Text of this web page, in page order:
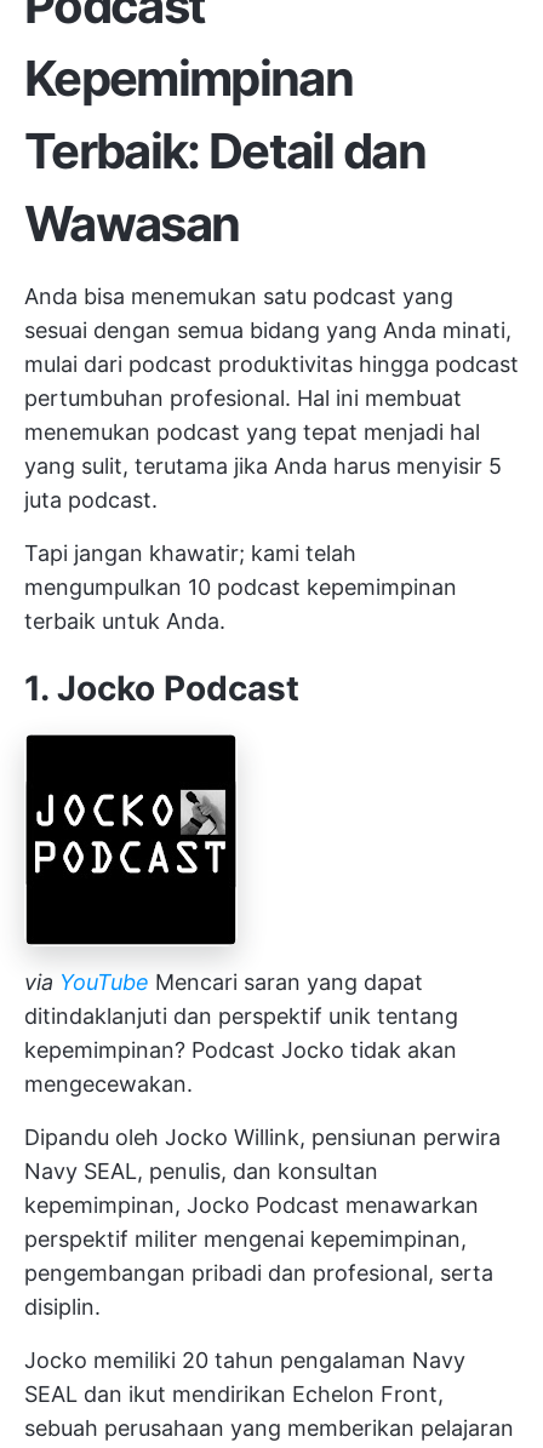
Kepemimpinan
Terbaik: Detail dan
Wawasan
Anda bisa menemukan satu podcast yang
sesuai dengan semua bidang yang Anda minati,
mulai dari podcast produktivitas hingga podcast
pertumbuhan profesional. Hal ini membuat
menemukan podcast yang tepat menjadi hal
yang sulit, terutama jika Anda harus menyisir 5
juta podcast.
Tapi jangan khawatir; kami telah
mengumpulkan 10 podcast kepemimpinan
terbaik untuk Anda.
1. Jocko Podcast
via YouTube Mencari saran yang dapat
ditindaklanjuti dan perspektif unik tentang
kepemimpinan? Podcast Jocko tidak akan
mengecewakan.
Dipandu oleh Jocko Willink, pensiunan perwira
Navy SEAL, penulis, dan konsultan
kepemimpinan, Jocko Podcast menawarkan
perspektif militer mengenai kepemimpinan,
pengembangan pribadi dan profesional, serta
disiplin.
Jocko memiliki 20 tahun pengalaman Navy
SEAL dan ikut mendirikan Echelon Front,
sebuah perusahaan yang memberikan pelajaran